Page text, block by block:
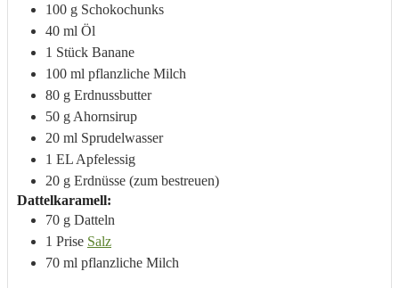
100 g Schokochunks
40 ml Öl
1 Stück Banane
100 ml pflanzliche Milch
80 g Erdnussbutter
50 g Ahornsirup
20 ml Sprudelwasser
1 EL Apfelessig
20 g Erdnüsse (zum bestreuen)
Dattelkaramell:
70 g Datteln
1 Prise Salz
70 ml pflanzliche Milch